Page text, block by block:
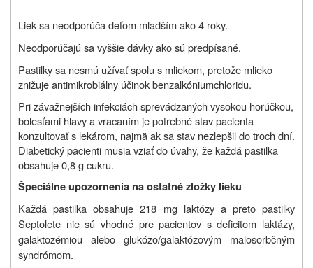
Liek sa neodporúča deťom mladším ako 4 roky.
Neodporúčajú sa vyššie dávky ako sú predpísané.
Pastilky sa nesmú užívať spolu s mliekom, pretože mlieko
znižuje antimikrobiálny účinok benzalkóniumchloridu.
Pri závažnejších infekciách sprevádzaných vysokou horúčkou,
bolesťami hlavy a vracaním je potrebné stav pacienta
konzultovať s lekárom, najmä ak sa stav nezlepšil do troch dní.
Diabetický pacienti musia vziať do úvahy, že každá pastilka
obsahuje 0,8 g cukru.
Špeciálne upozornenia na ostatné zložky lieku
Každá pastilka obsahuje 218 mg laktózy a preto pastilky
Septolete nie sú vhodné pre pacientov s deficitom laktázy,
galaktozémiou alebo glukózo/galaktózovým malosorbčným
syndrómom.